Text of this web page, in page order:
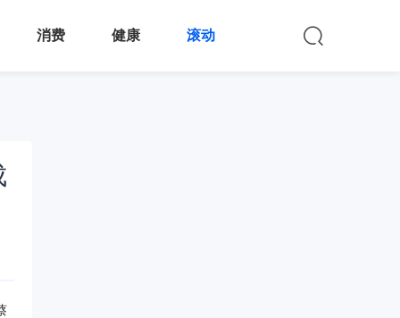
消费 健康 滚动